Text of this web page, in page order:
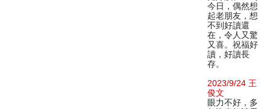
今日，偶然想
起老朋友，想
不到好讀還
在，令人又驚
又喜。祝福好
讀，好讀長
存。
2023/9/24 王
俊文
眼力不好，多